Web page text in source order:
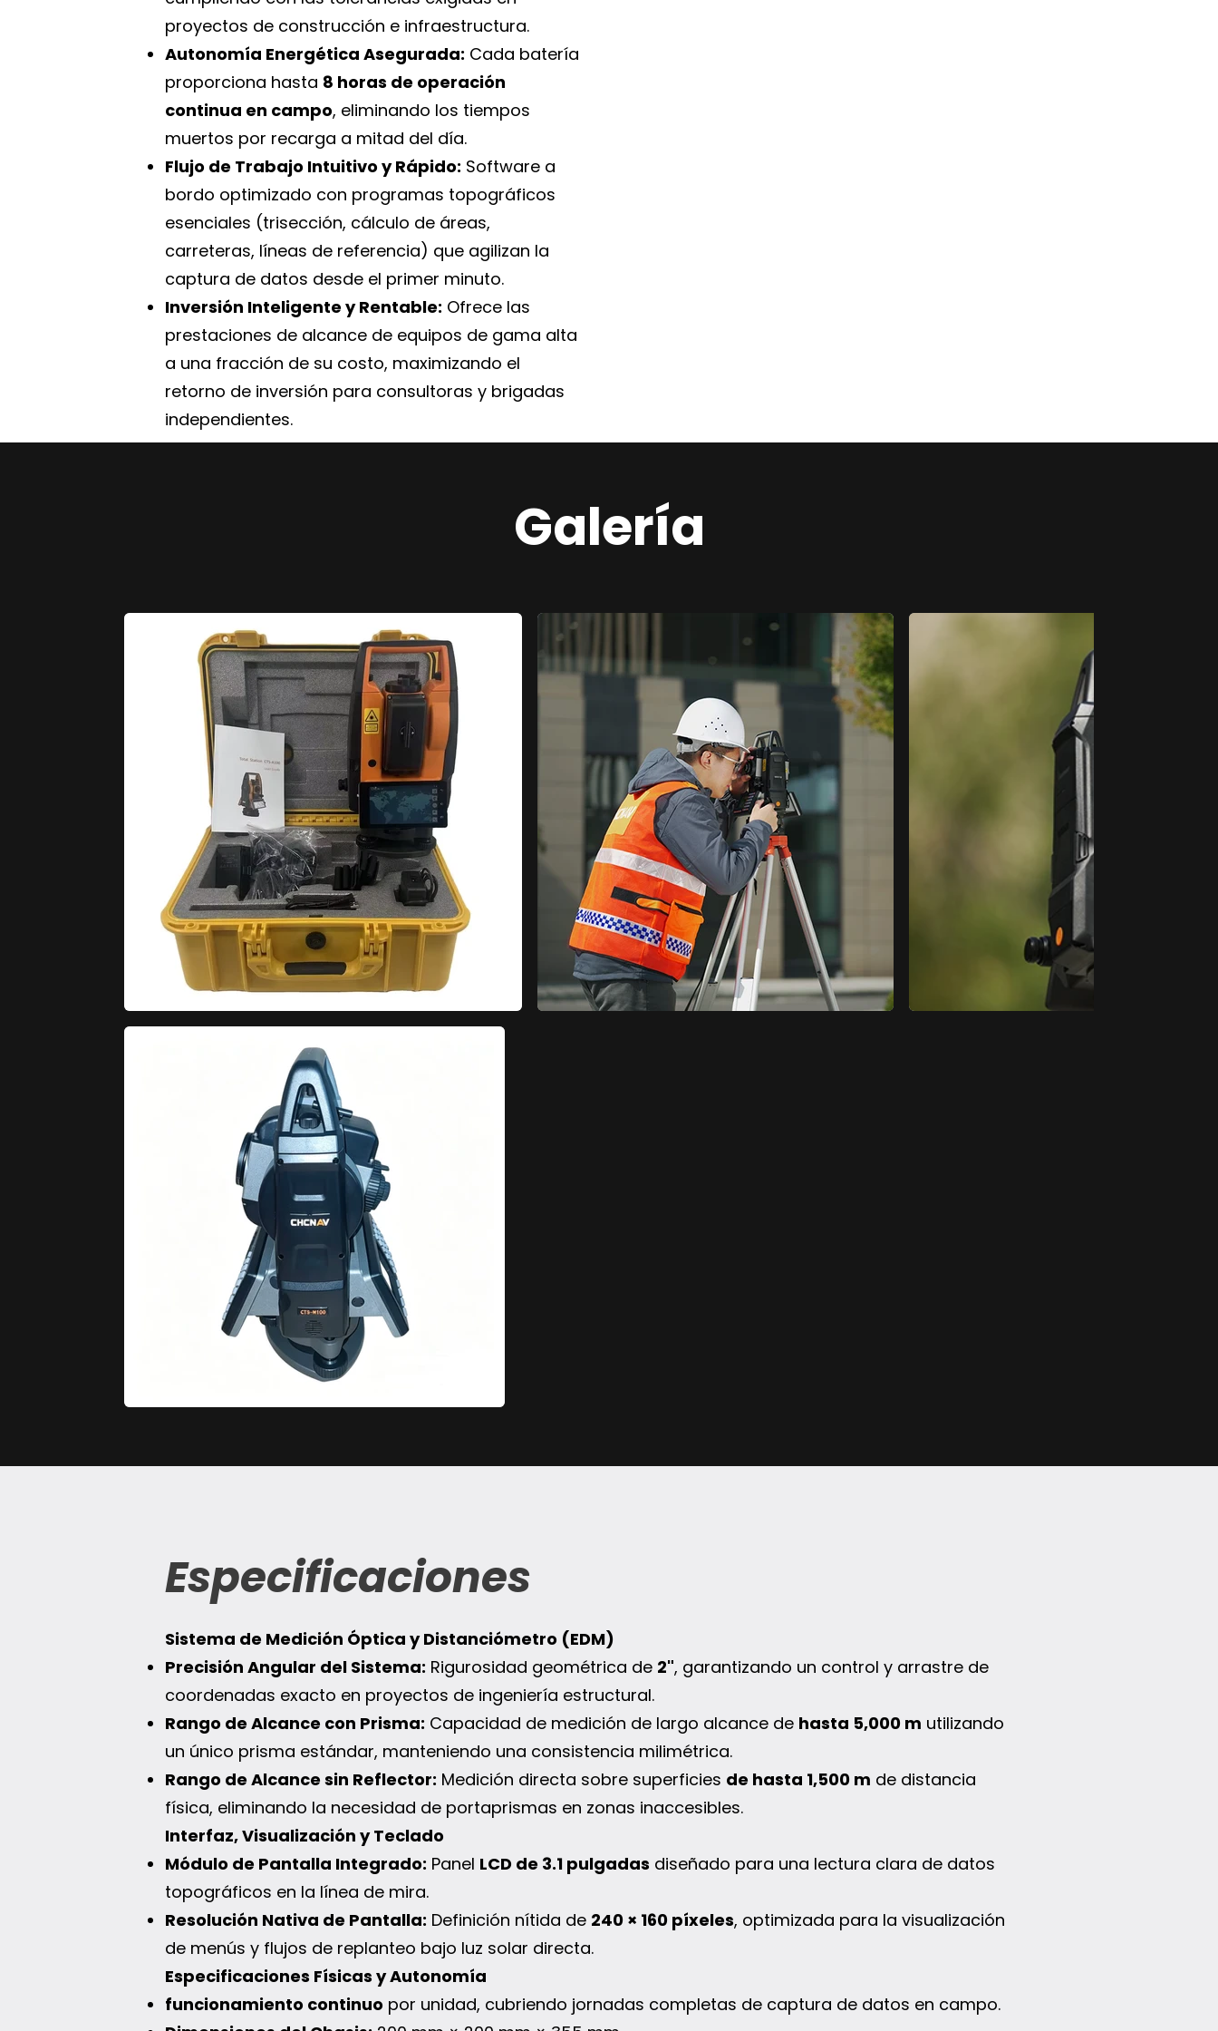
proyectos de construcción e infraestructura.
Autonomía Energética Asegurada: Cada batería
proporciona hasta 8 horas de operación
continua en campo, eliminando los tiempos
muertos por recarga a mitad del día.
Flujo de Trabajo Intuitivo y Rápido: Software a
bordo optimizado con programas topográficos
esenciales (trisección, cálculo de áreas,
carreteras, líneas de referencia) que agilizan la
captura de datos desde el primer minuto.
Inversión Inteligente y Rentable: Ofrece las
prestaciones de alcance de equipos de gama alta
a una fracción de su costo, maximizando el
retorno de inversión para consultoras y brigadas
independientes.
Galería
Especificaciones
Sistema de Medición Óptica y Distanciómetro (EDM)
Precisión Angular del Sistema: Rigurosidad geométrica de 2", garantizando un control y arrastre de
coordenadas exacto en proyectos de ingeniería estructural.
Rango de Alcance con Prisma: Capacidad de medición de largo alcance de hasta 5,000 m utilizando
un único prisma estándar, manteniendo una consistencia milimétrica.
Rango de Alcance sin Reflector: Medición directa sobre superficies de hasta 1,500 m de distancia
física, eliminando la necesidad de portaprismas en zonas inaccesibles.
Interfaz, Visualización y Teclado
Módulo de Pantalla Integrado: Panel LCD de 3.1 pulgadas diseñado para una lectura clara de datos
topográficos en la línea de mira.
Resolución Nativa de Pantalla: Definición nítida de 240 × 160 píxeles, optimizada para la visualización
de menús y flujos de replanteo bajo luz solar directa.
Especificaciones Físicas y Autonomía
funcionamiento continuo por unidad, cubriendo jornadas completas de captura de datos en campo.